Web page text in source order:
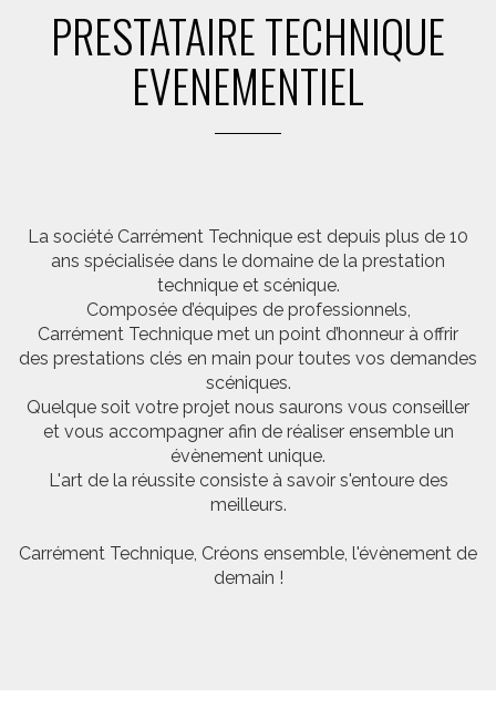
PRESTATAIRE TECHNIQUE
EVENEMENTIEL
La société Carrément Technique est depuis plus de 10
ans spécialisée dans le domaine de la prestation
technique et scénique.
Composée d’équipes de professionnels,
Carrément Technique met un point d’honneur à offrir
des prestations clés en main pour toutes vos demandes
scéniques.
Quelque soit votre projet nous saurons vous conseiller
et vous accompagner afin de réaliser ensemble un
évènement unique.
L'art de la réussite consiste à savoir s'entoure des
meilleurs.
Carrément Technique, Créons ensemble, l'évènement de
demain !